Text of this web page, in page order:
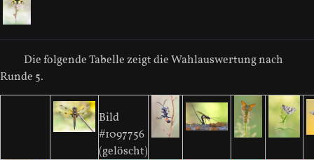
Die folgende Tabelle zeigt die Wahlauswertung nach
Runde 5.
Bild
#1097756
(gelöscht)